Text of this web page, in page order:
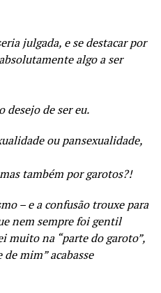
julgada, e se destacar por
algo a ser
desejo de ser eu.
ou pansexualidade,
também por garotos?!
– e a confusão trouxe para
nem sempre foi gentil
muito na “parte do garoto”,
mim” acabasse